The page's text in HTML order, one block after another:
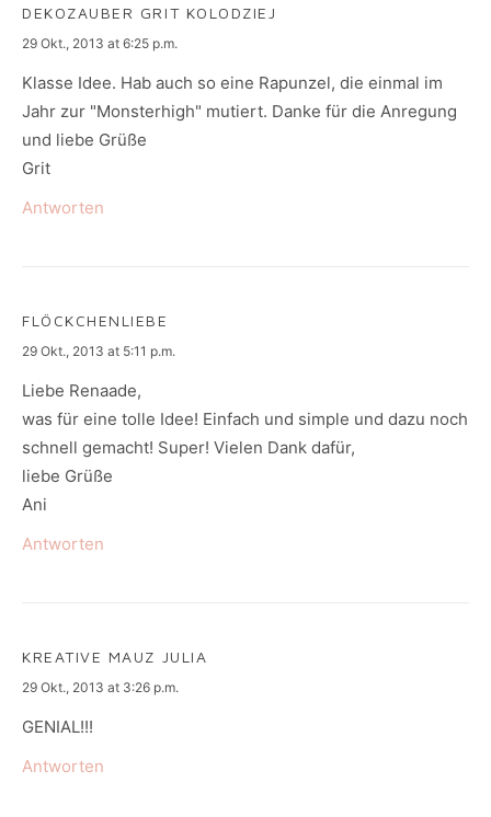
DEKOZAUBER GRIT KOLODZIEJ
says:
29 Okt., 2013 at 6:25 p.m.
Klasse Idee. Hab auch so eine Rapunzel, die einmal im
Jahr zur "Monsterhigh" mutiert. Danke für die Anregung
und liebe Grüße
Grit
Antworten
FLÖCKCHENLIEBE
says:
29 Okt., 2013 at 5:11 p.m.
Liebe Renaade,
was für eine tolle Idee! Einfach und simple und dazu noch
schnell gemacht! Super! Vielen Dank dafür,
liebe Grüße
Ani
Antworten
KREATIVE MAUZ JULIA
says:
29 Okt., 2013 at 3:26 p.m.
GENIAL!!!
Antworten